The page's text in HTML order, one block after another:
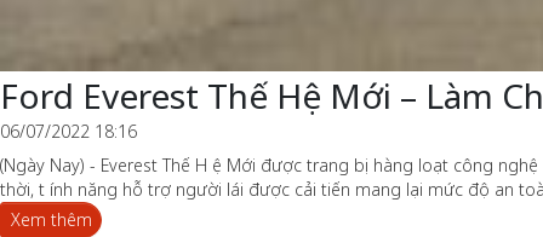
Ford Everest Thế Hệ Mới – Làm
06/07/2022 18:16
(Ngày Nay) - Everest Thế H ệ Mới được trang bị hàng loạt công
thời, t ính năng hỗ trợ người lái được cải tiến mang lại mức độ an
Xem thêm